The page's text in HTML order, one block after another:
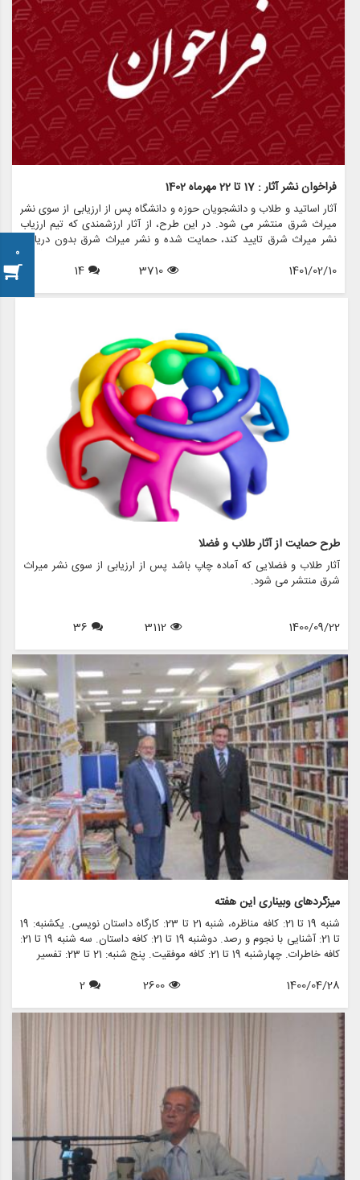
0
فراخوان نشر آثار : 17 تا 22 مهرماه 1402
آثار اساتید و طلاب و دانشجویان حوزه و دانشگاه پس از ارزیابی از سوی نشر
میراث شرق منتشر می شود. در این طرح، از آثار ارزشمندی که تیم ارزیاب
نشر میراث شرق تایید کند، حمایت شده و نشر میراث شرق بدون دریافت
های نشر تماس حاصل و آثار خود را جهت ارزیابی به ایمیل
1401/02/10
3710
14
طرح حمایت از آثار طلاب و فضلا
آثار طلاب و فضلایی که آماده چاپ باشد پس از ارزیابی از سوی نشر میراث
شرق منتشر می شود.
1400/09/22
3112
36
میزگردهای وبیناری این هفته
شنبه 19 تا 21: کافه مناظره، شنبه 21 تا 23: کارگاه داستان نویسی. یکشنبه: 19
تا 21: آشنایی با نجوم و رصد. دوشنبه 19 تا 21: کافه داستان. سه شنبه 19 تا 21:
کافه خاطرات. چهارشنبه 19 تا 21: کافه موفقیت. پنج شنبه: 21 تا 23: تفسیر
1400/04/28
2600
2